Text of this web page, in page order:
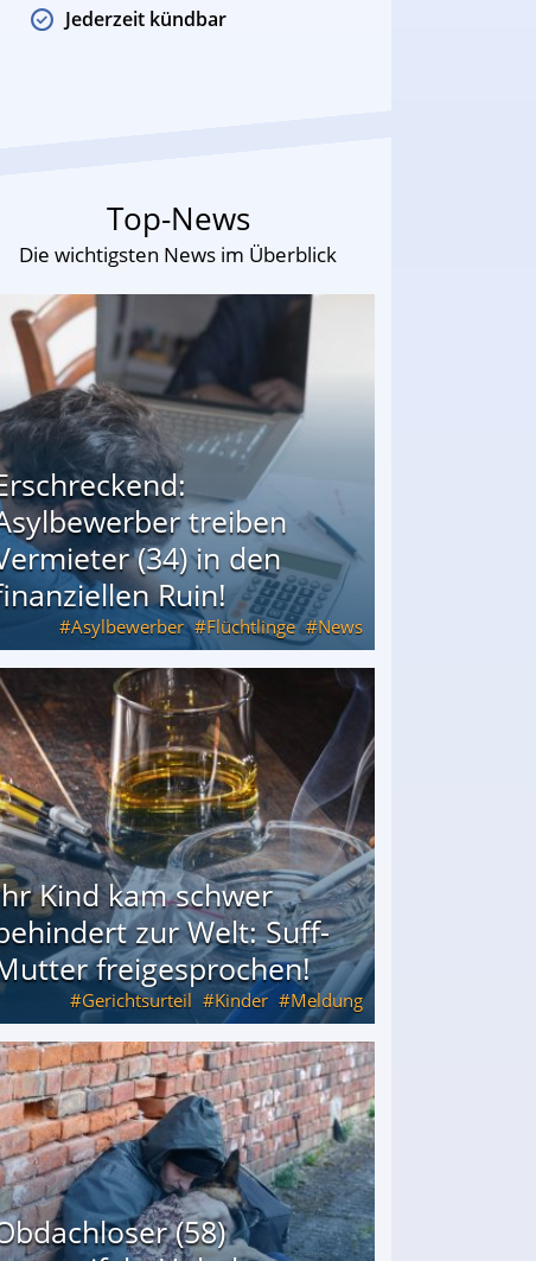
Jederzeit kündbar
Top-News
Die wichtigsten News im Überblick
treiben
(34) in den
Ruin!
Asylbewerber Flüchtlinge News
in den finanziellen Ruin!
Kind kam schwer
zur Welt: Suff-
freigesprochen!
Gerichtsurteil Kinder Meldung
freigesprochen!
(58)